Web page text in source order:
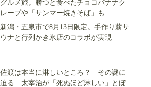
グルメ旅。勝つと食べたチョコバナナク
レープや「サンマー焼きそば」も
新潟・五泉市で8月13日限定。手作り薪サ
ウナと行列かき氷店のコラボが実現
佐渡は本当に淋しいところ？ その謎に
迫る 太宰治が「死ぬほど淋しい」とぼ